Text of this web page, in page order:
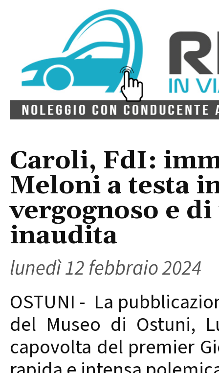
Caroli, FdI:
Meloni a testa
vergognoso e
inaudita
lunedì 12 febbraio 2024
OSTUNI - La
del Museo di Ostuni,
capovolta del premier